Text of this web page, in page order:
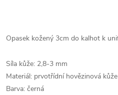
Opasek kožený 3cm do kalhot k
Síla kůže: 2,8-3 mm
Materiál: prvotřídní hovězinová
Barva: černá